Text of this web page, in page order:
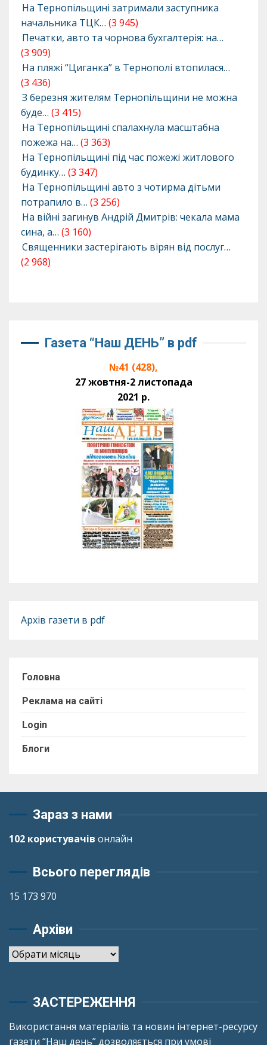
На Тернопільщині затримали заступника
начальника ТЦК… (3 945)
Печатки, авто та чорнова бухгалтерія: на…
(3 909)
На пляжі “Циганка” в Тернополі втопилася…
(3 436)
З березня жителям Тернопільщини не можна
буде… (3 415)
На Тернопільщині спалахнула масштабна
пожежа на… (3 363)
На Тернопільщині під час пожежі житлового
будинку… (3 347)
На Тернопільщині авто з чотирма дітьми
потрапило в… (3 256)
На війні загинув Андрій Дмитрів: чекала мама
сина, а… (3 160)
Священники застерігають вірян від послуг…
(2 968)
Газета “Наш ДЕНЬ” в pdf
№41 (428),
27 жовтня-2 листопада
2021 р.
Архів газети в pdf
Головна
Реклама на сайті
Login
Блоги
Зараз з нами
102 користувачів онлайн
Всього переглядів
15 173 970
Архіви
Архіви
ЗАСТЕРЕЖЕННЯ
Використання матеріалів та новин інтернет-ресурсу
газети “Наш день” дозволяється при умові